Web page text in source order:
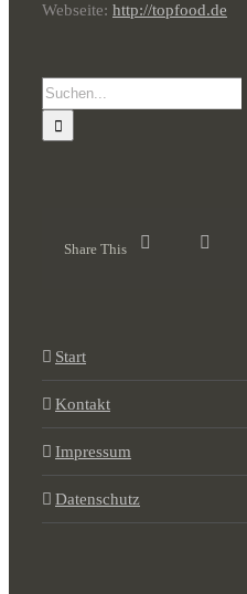
Webseite: http://topfood.de
Suche
nach:
Share This
Start
Kontakt
Impressum
Datenschutz